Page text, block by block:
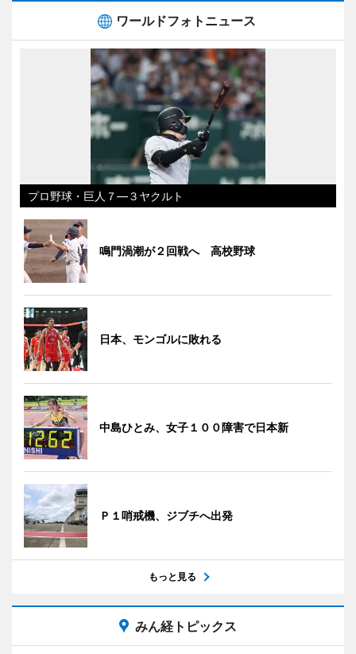
ワールドフォトニュース
プロ野球・巨人７―３ヤクルト
鳴門渦潮が２回戦へ 高校野球
日本、モンゴルに敗れる
中島ひとみ、女子１００障害で日本新
Ｐ１哨戒機、ジブチへ出発
もっと見る
みん経トピックス